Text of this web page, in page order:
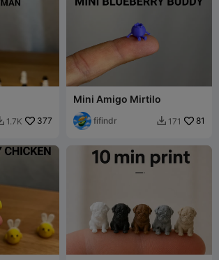
1.7K 377
Mini Amigo Mirtilo
fifindr  171 81